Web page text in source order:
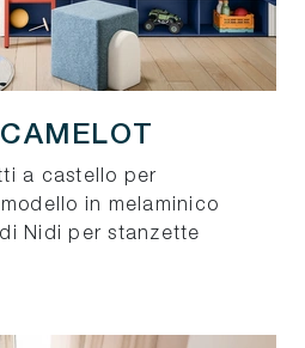
a castello per
in melaminico
Nidi per stanzette